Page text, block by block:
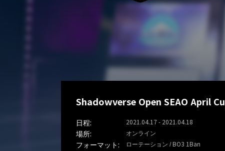
Shadowverse Open SEAO April
2021.04.17 - 2021.04.18
オンライン
ローテーション / BO3 1Ban